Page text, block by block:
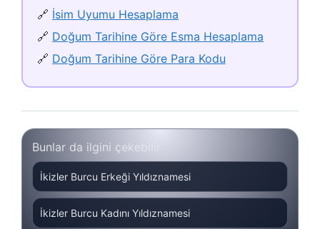
🔗 İsim Uyumu Hesaplama
🔗 Doğum Tarihine Göre Esma Hesaplama
🔗 Doğum Tarihine Göre Para Kodu
Bunlar da ilgini çekebilir
İkizler Burcu Erkeği Yıldıznamesi
İkizler Burcu Kadını Yıldıznamesi